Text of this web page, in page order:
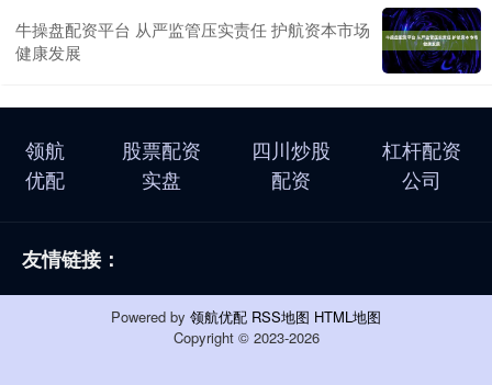
牛操盘配资平台 从严监管压实责任 护航资本市场
健康发展
领航
优配
股票配资
实盘
四川炒股
配资
杠杆配资
公司
友情链接：
Powered by 领航优配 RSS地图 HTML地图
Copyright © 2023-2026